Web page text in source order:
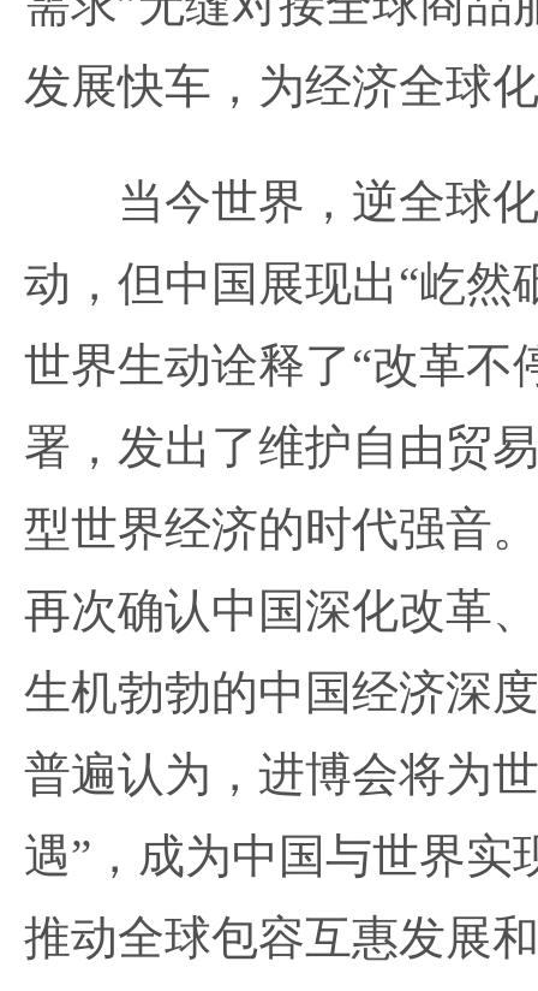
发展快车，为经济全球
当今世界，逆全球化
动，但中国展现出“屹然
世界生动诠释了“改革不
署，发出了维护自由贸
型世界经济的时代强音
再次确认中国深化改革
生机勃勃的中国经济深
普遍认为，进博会将为
遇”，成为中国与世界实
推动全球包容互惠发展